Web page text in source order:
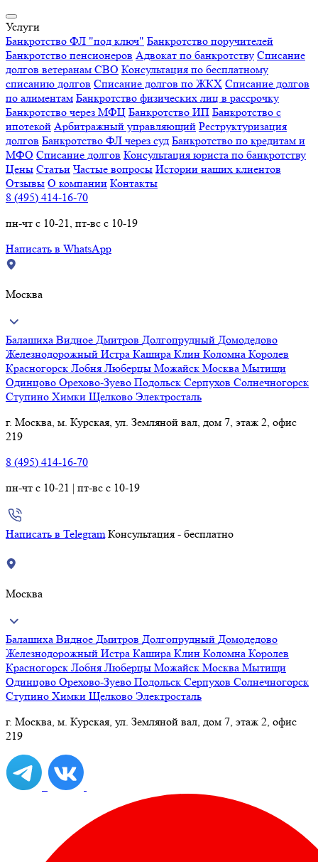
Услуги
Банкротство ФЛ "под ключ" Банкротство поручителей
Банкротство пенсионеров Адвокат по банкротству Списание
долгов ветеранам СВО Консультация по бесплатному
списанию долгов Списание долгов по ЖКХ Списание долгов
по алиментам Банкротство физических лиц в рассрочку
Банкротство через МФЦ Банкротство ИП Банкротство с
ипотекой Арбитражный управляющий Реструктуризация
долгов Банкротство ФЛ через суд Банкротство по кредитам и
МФО Списание долгов Консультация юриста по банкротству
Цены Статьи Частые вопросы Истории наших клиентов
Отзывы О компании Контакты
8 (495) 414-16-70
пн-чт с 10-21, пт-вс с 10-19
Написать в WhatsApp
Москва
Балашиха Видное Дмитров Долгопрудный Домодедово
Железнодорожный Истра Кашира Клин Коломна Королев
Красногорск Лобня Люберцы Можайск Москва Мытищи
Одинцово Орехово-Зуево Подольск Серпухов Солнечногорск
Ступино Химки Щелково Электросталь
г. Москва, м. Курская, ул. Земляной вал, дом 7, этаж 2, офис
219
8 (495) 414-16-70
пн-чт с 10-21 | пт-вс с 10-19
Написать в Telegram Консультация - бесплатно
Москва
Балашиха Видное Дмитров Долгопрудный Домодедово
Железнодорожный Истра Кашира Клин Коломна Королев
Красногорск Лобня Люберцы Можайск Москва Мытищи
Одинцово Орехово-Зуево Подольск Серпухов Солнечногорск
Ступино Химки Щелково Электросталь
г. Москва, м. Курская, ул. Земляной вал, дом 7, этаж 2, офис
219